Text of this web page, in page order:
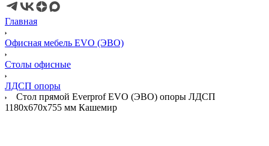
Главная
Офисная мебель EVO (ЭВО)
Cтолы офисные
ЛДСП опоры
Стол прямой Everprof EVO (ЭВО) опоры ЛДСП
1180х670х755 мм Кашемир